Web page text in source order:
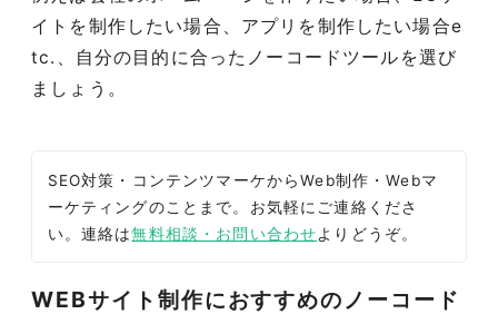
イトを制作したい場合、アプリを制作したい場合e
tc.、自分の目的に合ったノーコードツールを選び
ましょう。
SEO対策・コンテンツマーケからWeb制作・Webマ
ーケティングのことまで。お気軽にご連絡くださ
い。連絡は無料相談・お問い合わせよりどうぞ。
WEBサイト制作におすすめのノーコード